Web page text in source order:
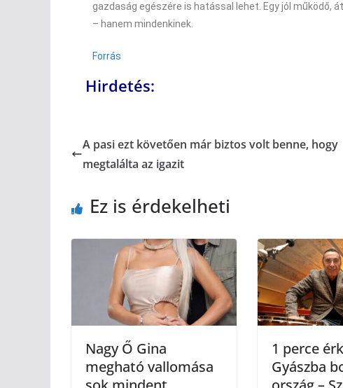
gazdaság egészére is hatással lehet. Egy jól
– hanem mindenkinek.
Forrás
Hirdetés:
A pasi ezt követően már biztos volt benne, hogy
megtalálta az igazit
Ez is érdekelheti
Nagy Ő Gina
megható vallomása
1 perce
Gyászba